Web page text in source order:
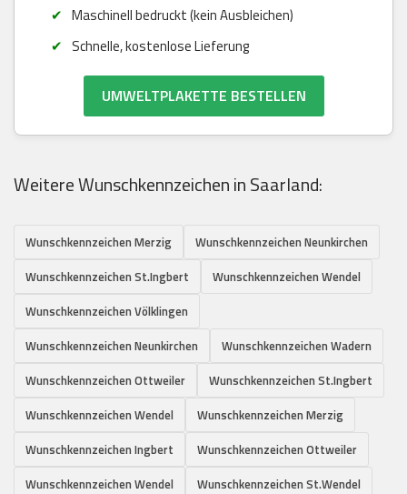
Maschinell bedruckt (kein Ausbleichen)
Schnelle, kostenlose Lieferung
UMWELTPLAKETTE BESTELLEN
Weitere Wunschkennzeichen in Saarland:
Wunschkennzeichen Merzig
Wunschkennzeichen Neunkirchen
Wunschkennzeichen St.Ingbert
Wunschkennzeichen Wendel
Wunschkennzeichen Völklingen
Wunschkennzeichen Neunkirchen
Wunschkennzeichen Wadern
Wunschkennzeichen Ottweiler
Wunschkennzeichen St.Ingbert
Wunschkennzeichen Wendel
Wunschkennzeichen Merzig
Wunschkennzeichen Ingbert
Wunschkennzeichen Ottweiler
Wunschkennzeichen Wendel
Wunschkennzeichen St.Wendel